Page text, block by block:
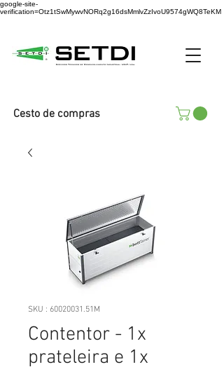
google-site-
verification=Otz1tSwMywvNORq2g16dsMmlvZzIvoU9574gWQ8TeKM
Cesto de compras
SKU : 60020031.51M
Contentor - 1x
prateleira e 1x